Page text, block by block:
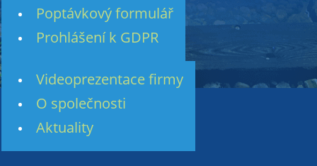
Poptávkový formulář
Prohlášení k GDPR
Videoprezentace firmy
O společnosti
Aktuality